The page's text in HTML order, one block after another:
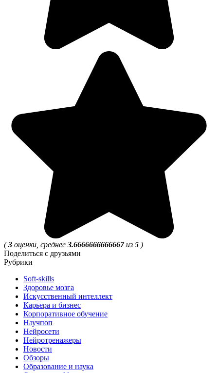
(3 оценки, среднее 3.6666666666667из 5 )
Поделиться с друзьями
Рубрики
Soft-skills
Здоровье мозга
Искусственный интеллект
Карьера и бизнес
Корпоративное обучение
Научпоп
Нейросети
Нейротренажеры
Новости
Обзоры
Образование и наука